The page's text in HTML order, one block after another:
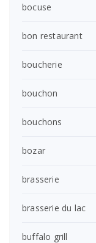
bocuse
bon restaurant
boucherie
bouchon
bouchons
bozar
brasserie
brasserie du lac
buffalo grill